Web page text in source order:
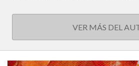
VER MÁS DEL